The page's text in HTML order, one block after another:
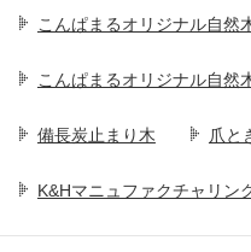
こんぱまるオリジナル自
こんぱまるオリジナル自
備長炭止まり木 爪と
K&Hマニュファクチャリン